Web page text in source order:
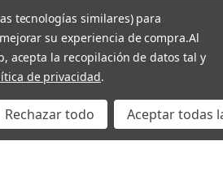
tecnologías similares) para
su experiencia de compra.Al
acepta la recopilación de datos tal y
de privacidad.
Rechazar todo Aceptar todas